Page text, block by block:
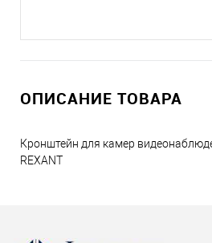
ОПИСАНИЕ ТОВАРА
Кронштейн для камер
REXANT